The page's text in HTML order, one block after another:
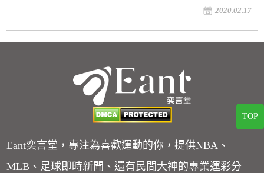
在半場飆中7記三分球追平全明星半場三分命中紀錄，
2020.02.17
TOP
Eant奕言堂，專注為喜歡運動的你，提供NBA、
MLB、足球即時新聞、還有民間大神的專業運彩分